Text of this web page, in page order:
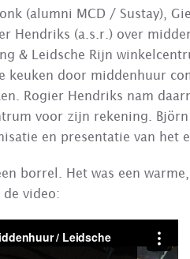
(alumni MCD / Sustay),
Hendriks (a.s.r.) over
& Leidsche Rijn
keuken door middenhuur
Rogier Hendriks nam
voor zijn rekening. Björn
en presentatie van het
borrel. Het was een warme,
de video: